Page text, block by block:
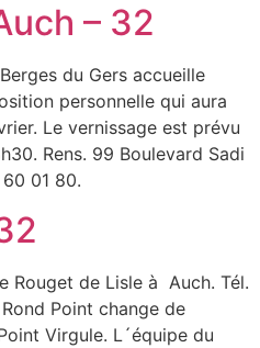
– 32
du Gers accueille
personnelle qui aura
Le vernissage est prévu
Rens. 99 Boulevard Sadi
01 80.
Rouget de Lisle à Auch. Tél.
Point change de
Virgule. L´équipe du